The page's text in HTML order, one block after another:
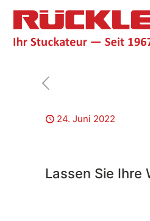
24. Juni 2022
Lassen Sie Ihre